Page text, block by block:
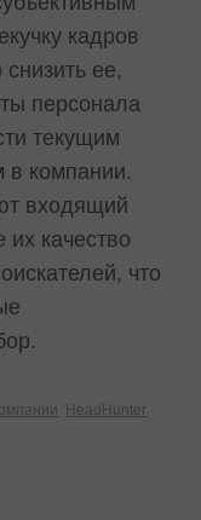
кадров
ее,
персонала
текущим
в компании.
входящий
качество
что
HeadHunter